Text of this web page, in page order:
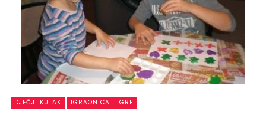
DJEČJI KUTAK IGRAONICA I IGRE